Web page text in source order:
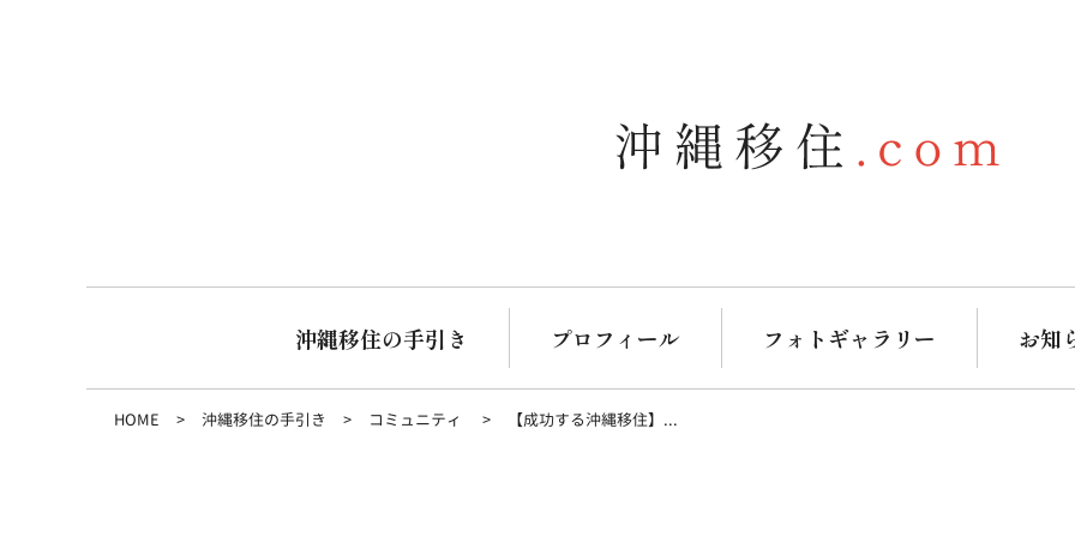
沖縄移住の手引き プロフィール フォトギャラリー お知
HOME 沖縄移住の手引き コミュニティ 【成功する沖縄移住】...